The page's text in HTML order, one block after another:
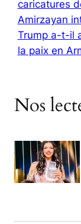
caricatures
Amirzayan
Trump a-t-il
la paix en
Nos